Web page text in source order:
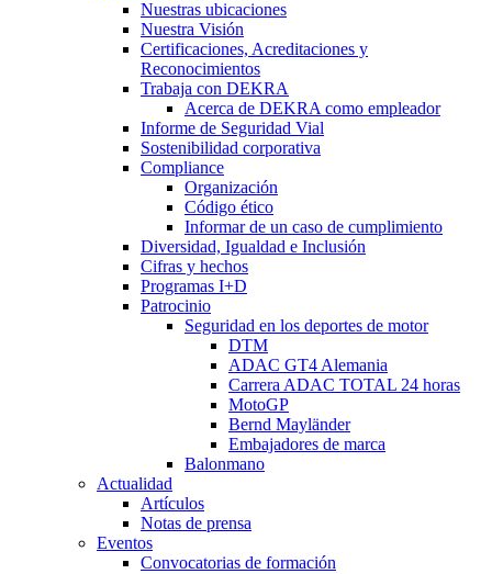
Nuestras ubicaciones
Nuestra Visión
Certificaciones, Acreditaciones y
Reconocimientos
Trabaja con DEKRA
Acerca de DEKRA como empleador
Informe de Seguridad Vial
Sostenibilidad corporativa
Compliance
Organización
Código ético
Informar de un caso de cumplimiento
Diversidad, Igualdad e Inclusión
Cifras y hechos
Programas I+D
Patrocinio
Seguridad en los deportes de motor
DTM
ADAC GT4 Alemania
Carrera ADAC TOTAL 24 horas
MotoGP
Bernd Mayländer
Embajadores de marca
Balonmano
Actualidad
Artículos
Notas de prensa
Eventos
Convocatorias de formación